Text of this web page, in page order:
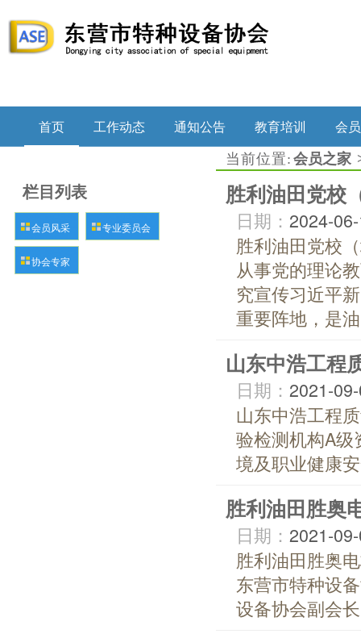
首页 工作动态 通知公告 教育培训 会
当前位置: 会员之家
胜利油田党校
日期： 2024-
胜利油田党校
从事党的理论
究宣传习近平
重要阵地，是
山东中浩工程
日期： 2021-
山东中浩工程
验检测机构A
境及职业健康
胜利油田胜奥
日期： 2021-
胜利油田胜奥
东营市特种设
设备协会副会
栏目列表
会员风采 专业委员会
协会专家